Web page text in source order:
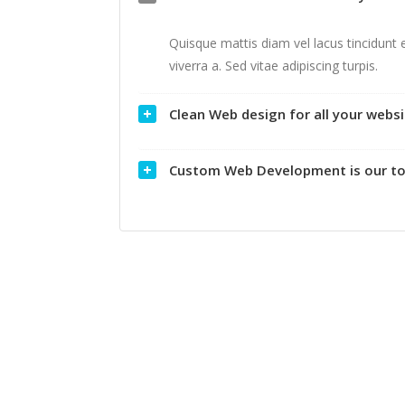
Quisque mattis diam vel lacus tincidunt
viverra a. Sed vitae adipiscing turpis.
Clean Web design for all your
Custom Web Development is our